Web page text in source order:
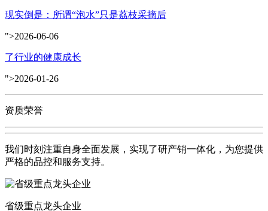
现实倒是：所谓“泡水”只是荔枝采摘后
">2026-06-06
了行业的健康成长
">2026-01-26
资质荣誉
我们时刻注重自身全面发展，实现了研产销一体化，为您提供
严格的品控和服务支持。
省级重点龙头企业